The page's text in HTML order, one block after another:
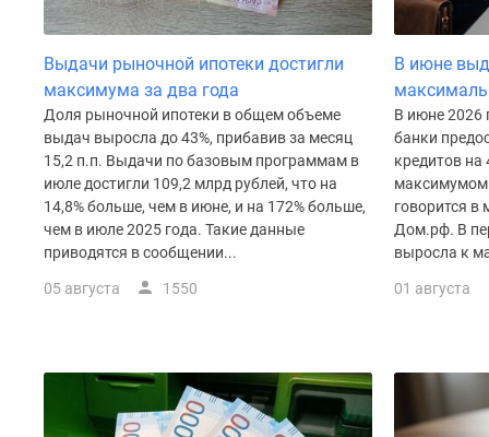
Рассрочка
Траншевая
коттеджи
Коттеджные
поселки
Москве
Готовые
поселки
Коттеджные
Выдачи рыночной ипотеки достигли
максимума за два года
Доля рыночной ипотеки в общем объеме
выдач выросла до 43%, прибавив за месяц
15,2 п.п. Выдачи по базовым программам в
июле достигли 109,2 млрд рублей, что на
14,8% больше, чем в июне, и на 172% больше,
чем в июле 2025 года. Такие данные
приводятся в сообщении...
05 августа 1550
В июне
В июне 2026
банки
кредитов на
максимумом
говорится в
Дом.рф. В
выросла к
01 августа